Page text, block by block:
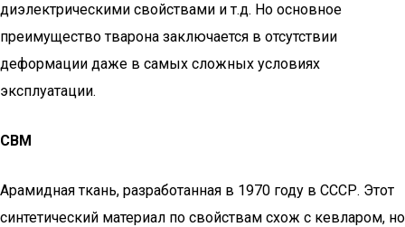
диэлектрическими свойствами и т.д. Но основное
преимущество тварона заключается в отсутствии
деформации даже в самых сложных условиях
эксплуатации.
СВМ
Арамидная ткань, разработанная в 1970 году в СССР. Этот
синтетический материал по свойствам схож с кевларом, но